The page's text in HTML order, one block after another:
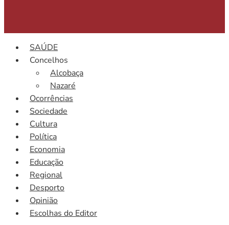
SAÚDE
Concelhos
Alcobaça
Nazaré
Ocorrências
Sociedade
Cultura
Política
Economia
Educação
Regional
Desporto
Opinião
Escolhas do Editor